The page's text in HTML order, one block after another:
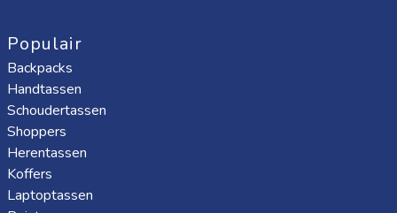
Populair
Backpacks
Handtassen
Schoudertassen
Shoppers
Herentassen
Koffers
Laptoptassen